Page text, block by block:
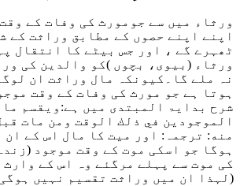
ورثاء میں سے جومورث کی وفات کے
اپنے اپنے حصوں کے مطابق وراثت کے
ٹھہرے گے ، اور جس بیٹے کا انتقال
ورثاء (بیوی، بچوں )کو والدین کی
نہ ملے گا۔کیونکہ مال وراثت ان
ہوتا ہے جو مورث کی وفات کے وقت
شرح بدایۃ المبتدی میں ہے: ويقسم
الموجودين في ذلك الوقت ومن مات
منه: ترجمہ: اور میت کا مال اس کے ان
ہوگا جو اسکی موت کے وقت موجود
کی موت سے پہلے مرگئے وہ اس کے
(لہذا ان میں وراثت تقسیم نہیں